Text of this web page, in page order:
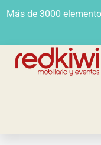
Más de 3000